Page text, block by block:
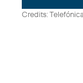
Credits: